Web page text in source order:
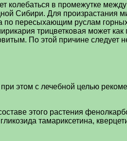
колебаться в промежутке
Сибири. Для произрастания
пересыхающим руслам
трицветковая может
По этой причине
этом с лечебной целью
этого растения
тамариксетина,